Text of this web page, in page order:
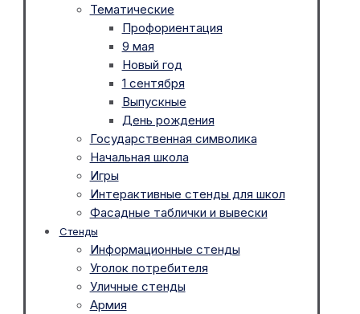
Тематические
Профориентация
9 мая
Новый год
1 сентября
Выпускные
День рождения
Государственная символика
Начальная школа
Игры
Интерактивные стенды для школ
Фасадные таблички и вывески
Стенды
Информационные стенды
Уголок потребителя
Уличные стенды
Армия